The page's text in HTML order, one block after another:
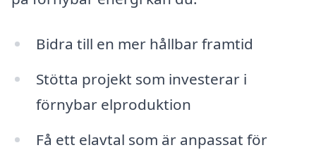
Bidra till en mer hållbar framtid
Stötta projekt som investerar i
förnybar elproduktion
Få ett elavtal som är anpassat för